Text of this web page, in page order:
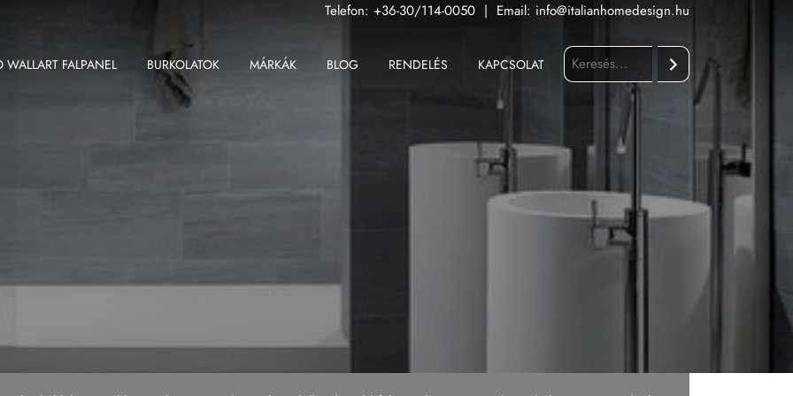
Telefon: +36-30/114-0050 | Email: info@italianhomedesign.hu
WALLART FALPANEL BURKOLATOK
Kültéri padlólap
MÁRKÁK
Ceramiche Keope Saime
BLOG RENDELÉS KAPCSOLAT
Keresés